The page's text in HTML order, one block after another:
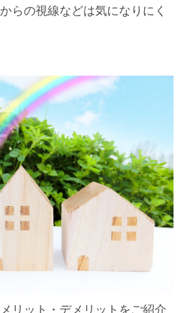
らの視線などは気になりにく
リット・デメリットをご紹介